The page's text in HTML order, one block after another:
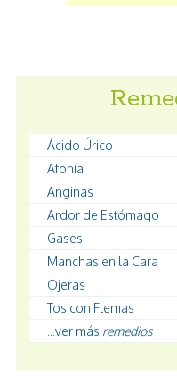
Ácido Úrico
Afonía
Anginas
Ardor de Estómago
Gases
Manchas en la Cara
Ojeras
Tos con Flemas
...ver más remedios